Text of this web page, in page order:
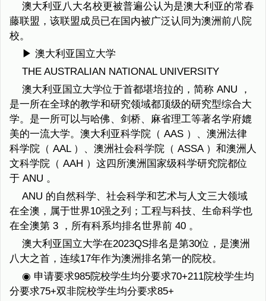
澳大利亚八大名校更被普遍公认为是澳大利亚的常春
藤联盟，该联盟成员已在国内被广泛认同为澳洲前八院
校。
▶ 澳大利亚国立大学
THE AUSTRALIAN NATIONAL UNIVERSITY
澳大利亚国立大学位于首都堪培拉的，简称 ANU ，
是一所在全球的教学和研究领域都顶级的研究型综合大
学。是一所可以与哈佛、剑桥、麻省理工等著名学府媲
美的一流大学。澳大利亚科学院（ AAS ）、澳洲法律
科学院（ AAL ）、澳洲社会科学院（ ASSA ）和澳洲人
文科学院（ AAH ）这四所澳洲国家级科学研究院都位
于 ANU 。
ANU 的自然科学、社会科学和艺术与人文三大领域
在全澳，属于世界10强之列；工程与科技、生命科学也
在全澳第 3 ，所有科系均排名世界前 40 。
澳大利亚国立大学在2023QS排名是第30位，是澳洲
八大之首，连续17年作为澳洲排名第一的院校。
◉ 申请要求985院校学生均分要求70+211院校学生均
分要求75+双非院校学生均分要求85+